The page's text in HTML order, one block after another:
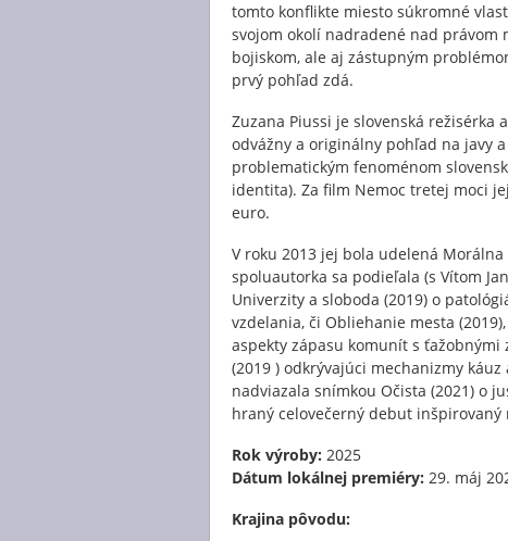
tomto konflikte miesto súkromné
svojom okolí nadradené nad právom
bojiskom, ale aj zástupným
prvý pohľad zdá.
Zuzana Piussi je slovenská
odvážny a originálny pohľad na javy
problematickým fenoménom
identita). Za film Nemoc tretej moci
euro.
V roku 2013 jej bola udelená
spoluautorka sa podieľala (s Vítom
Univerzity a sloboda (2019) o
vzdelania, či Obliehanie mesta
aspekty zápasu komunít s
(2019 ) odkrývajúci mechanizmy
nadviazala snímkou Očista (2021) o
hraný celovečerný debut inšpirovaný
Rok výroby: 2025
Dátum lokálnej premiéry: 29. máj
Krajina pôvodu: